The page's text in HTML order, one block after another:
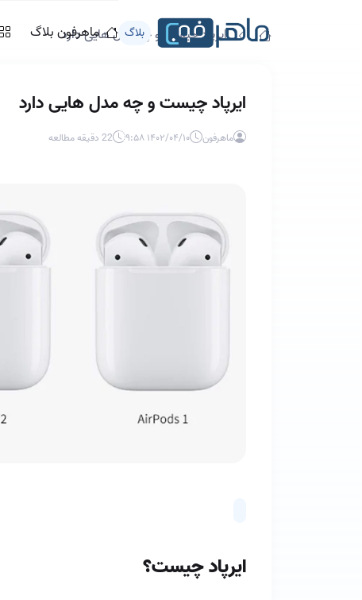
بلاگ ماهرفون بلاگ
ایرپاد چیست و چه مدل هایی دارد
ایرپاد چیست و چه مدل هایی دارد
ماهرفون ۱۴۰۲/۰۴/۱۰ ۹:۵۸ 22 دقیقه مطالعه
ایرپاد چیست؟